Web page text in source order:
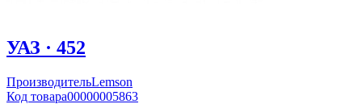
УАЗ · 452
ПроизводительLemson
Код товара00000005863